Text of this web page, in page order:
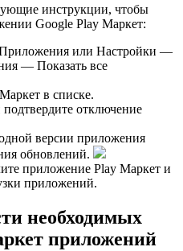
инструкции, чтобы
Google Play Маркет:
или Настройки —
— Показать все
в списке.
отключение
версии приложения
обновлений.
приложение Play Маркет и
приложений.
необходимых
приложений